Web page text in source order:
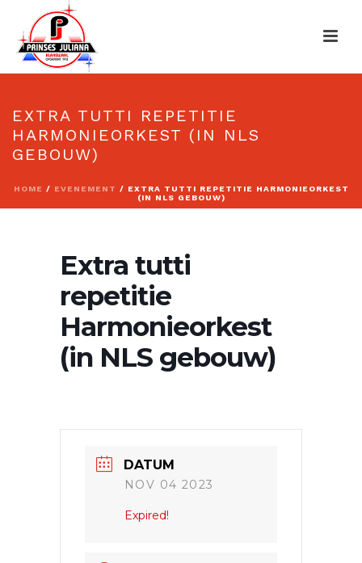
EXTRA TUTTI REPETITIE
HARMONIEORKEST (IN NLS
GEBOUW)
HOME / EVENEMENT
/ EXTRA TUTTI REPETITIE HARMONIEORKEST
(IN NLS GEBOUW)
Extra tutti
repetitie
Harmonieorkest
(in NLS gebouw)
DATUM
NOV 04 2023
Expired!